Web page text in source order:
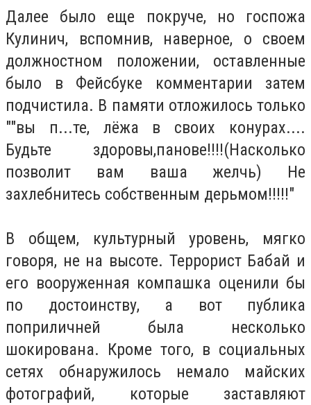
Далее было еще покруче, но госпожа
Кулинич, вспомнив, наверное, о своем
должностном положении, оставленные
было в Фейсбуке комментарии затем
подчистила. В памяти отложилось только
""вы п...те, лёжа в своих конурах....
Будьте здоровы,панове!!!!(Насколько
позволит вам ваша желчь) Не
захлебнитесь собственным дерьмом!!!!!"
В общем, культурный уровень, мягко
говоря, не на высоте. Террорист Бабай и
его вооруженная компашка оценили бы
по достоинству, а вот публика
поприличней была несколько
шокирована. Кроме того, в социальных
сетях обнаружилось немало майских
фотографий, которые заставляют